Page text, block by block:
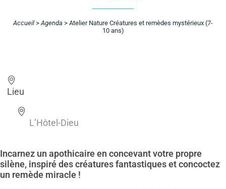
Accueil > Agenda > Atelier Nature Créatures et remèdes mystérieux (7-
10 ans)
Lieu
L’Hôtel-Dieu
Incarnez un apothicaire en concevant votre propre
silène, inspirédes créatures fantastiques et concoctez
un remède miracle !